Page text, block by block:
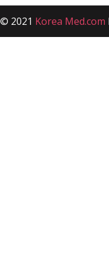
© 2021 Korea Med.com